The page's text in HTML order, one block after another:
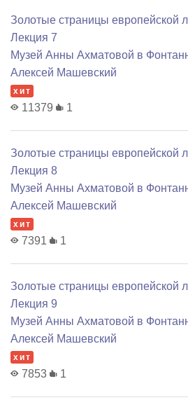
Золотые страницы европейской
Лекция 7
Музей Анны Ахматовой в
Алексей Машевский
хит
11379 1
Золотые страницы европейской
Лекция 8
Музей Анны Ахматовой в
Алексей Машевский
хит
7391 1
Золотые страницы европейской
Лекция 9
Музей Анны Ахматовой в
Алексей Машевский
хит
7853 1